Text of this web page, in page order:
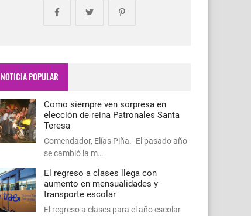
NOTICIA POPULAR
Como siempre ven sorpresa en
elección de reina Patronales Santa
Teresa
Comendador, Elías Piña.- El pasado año
se cambió la m…
El regreso a clases llega con
aumento en mensualidades y
transporte escolar
El regreso a clases para el año escolar